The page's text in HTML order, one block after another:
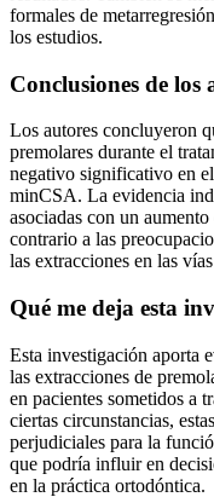
formales de
los estudios.
Conclusiones de los
Los autores concluyeron
premolares durante el
negativo significativo en
minCSA. La evidencia
asociadas con un
contrario a las
las extracciones en las vías
Qué me deja esta
Esta investigación aporta
las extracciones de
en pacientes sometidos a
ciertas circunstancias,
perjudiciales para la
que podría influir en
en la práctica ortodóntica.